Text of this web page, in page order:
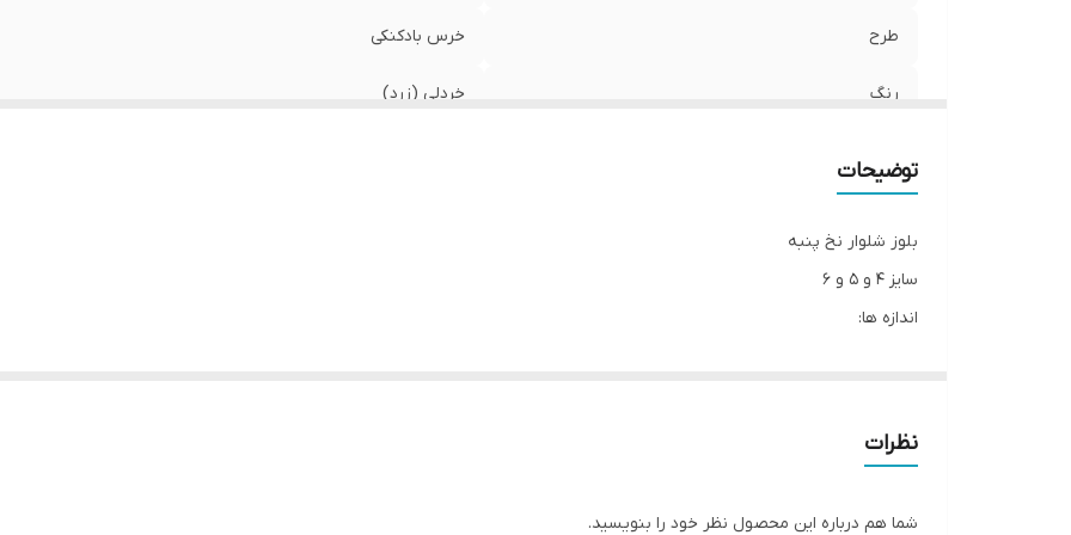
طرح خرس بادکنکی
رنگ خردلی (زرد)
توضیحات
بلوز شلوار نخ پنبه
سایز ۴ و ۵ و ۶
اندازه ها:
۶:پهنا۲۸، آستین۲۶، قدبلوز۴۰،شلوار۴۸
نظرات
شما هم درباره این محصول نظر خود را بنویسید.